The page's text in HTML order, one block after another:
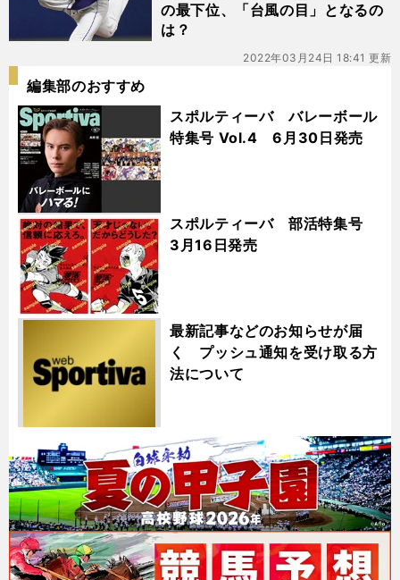
の最下位、「台風の目」となるの
は？
2022年03月24日 18:41 更新
編集部のおすすめ
スポルティーバ バレーボール
特集号 Vol.4 6月30日発売
スポルティーバ 部活特集号
3月16日発売
最新記事などのお知らせが届
く プッシュ通知を受け取る方
法について